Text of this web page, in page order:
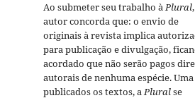
Ao submeter seu trabalho àPlural
autor concorda que: o envio de
originais à revista implica
para publicação e divulgação,
acordado que não serão pagos
autorais de nenhuma espécie.
publicados os textos, aPluralse